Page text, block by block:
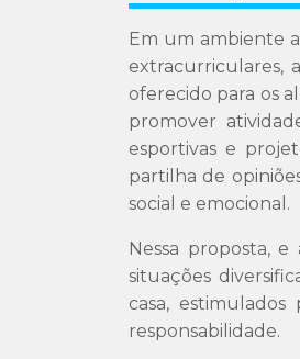
Em um ambiente
extracurriculares,
oferecido para os
promover
esportivas e
partilha de
social e emocional.
Nessa proposta, e
situações
casa,
responsabilidade.